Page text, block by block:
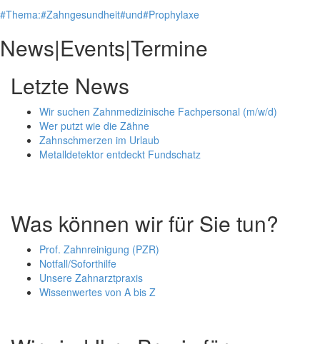
#Thema:#Zahngesundheit#und#Prophylaxe
News|Events|Termine
Letzte News
Wir suchen Zahnmedizinische Fachpersonal (m/w/d)
Wer putzt wie die Zähne
Zahnschmerzen im Urlaub
Metalldetektor entdeckt Fundschatz
Was können wir für Sie tun?
Prof. Zahnreinigung (PZR)
Notfall/Soforthilfe
Unsere Zahnarztpraxis
Wissenwertes von A bis Z